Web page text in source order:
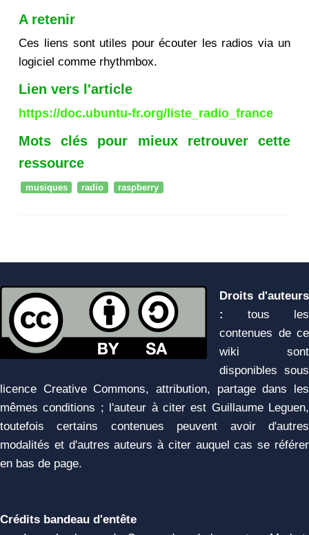
A retenir
Ces liens sont utiles pour écouter les radios via un
logiciel comme rhythmbox.
Lien vers l'article
https://doc.ubuntu-fr.org/liste_radio_france
Mots clés pour mieux retrouver cette
ressource
musiques radio raspberry
Droits d'auteurs
:
tous les
contenues de ce
wiki sont
disponibles sous
licence Creative Commons, attribution, partage dans les
mêmes conditions ; l'auteur à citer est Guillaume Leguen,
toutefois certains contenues peuvent avoir d'autres
modalités et d'autres auteurs à citer auquel cas se référer
en bas de page.
Crédits bandeau d'entête